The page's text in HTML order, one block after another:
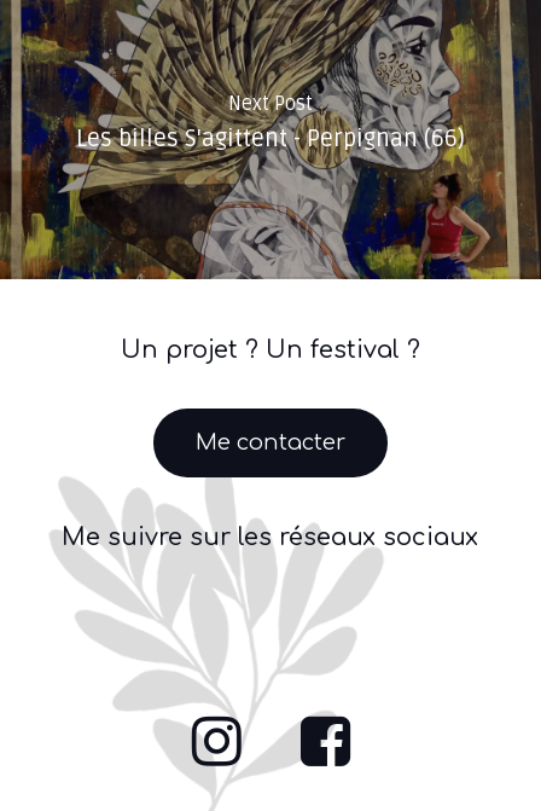
Next Post
Les billes S'agittent - Perpignan (66)
Un projet ? Un festival ?
Me contacter
Me suivre sur les réseaux sociaux